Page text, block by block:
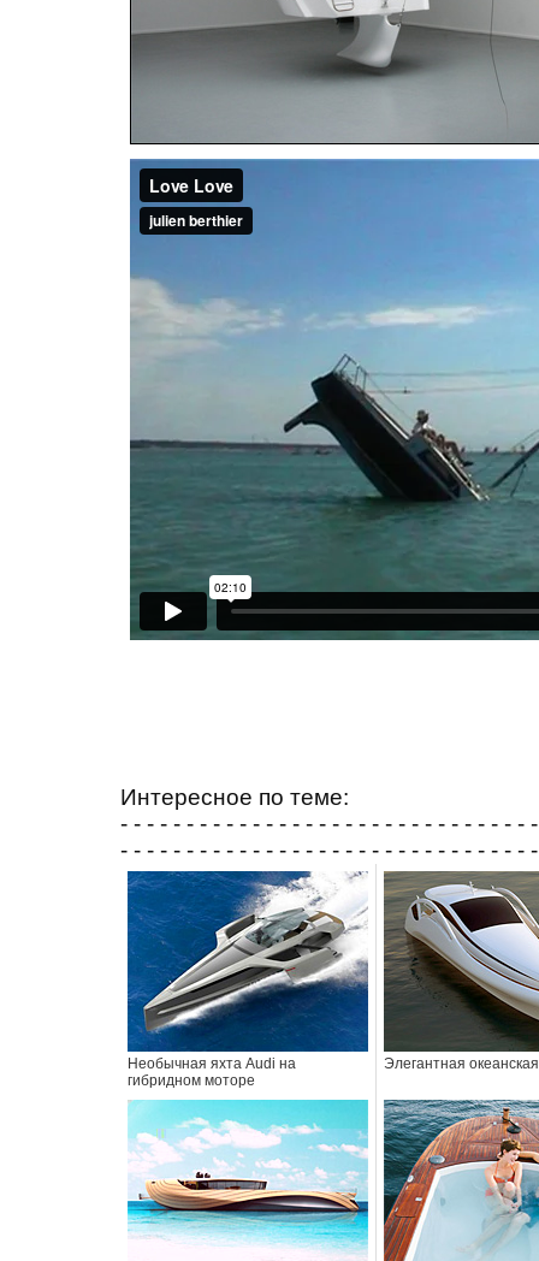
Интересное по теме:
- - - - - - - - - - - - - - - - - - - - - - - - - - - - - - -
- - - - - - - - - - - - - - - - - - - - - - - - - - - - - - -
Необычная яхта Audi на
гибридном моторе
Элегантная